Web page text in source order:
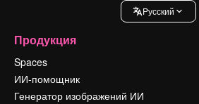
Pусский
Продукция
Spaces
ИИ-помощник
Генератор изображений ИИ